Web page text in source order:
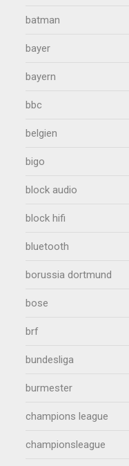
batman
bayer
bayern
bbc
belgien
bigo
block audio
block hifi
bluetooth
borussia dortmund
bose
brf
bundesliga
burmester
champions league
championsleague